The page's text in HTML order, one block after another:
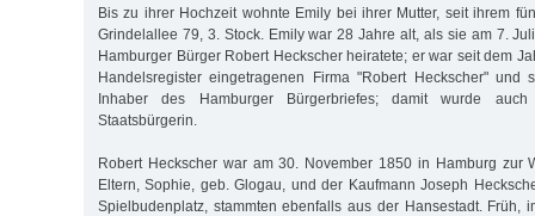
Bis zu ihrer Hochzeit wohnte Emily bei ihrer Mutter, seit ihrem
Grindelallee 79, 3. Stock. Emily war 28 Jahre alt, als sie am 7.
Hamburger Bürger Robert Heckscher heiratete; er war seit dem
Handelsregister eingetragenen Firma "Robert Heckscher"
Inhaber des Hamburger Bürgerbriefes; damit wurde auch
Staatsbürgerin.
Robert Heckscher war am 30. November 1850 in Hamburg zur
Eltern, Sophie, geb. Glogau, und der Kaufmann Joseph
Spielbudenplatz, stammten ebenfalls aus der Hansestadt. Früh,